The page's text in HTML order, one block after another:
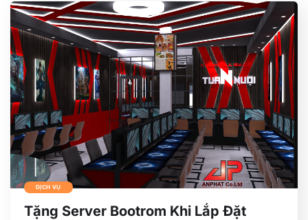
DỊCH VỤ
Tặng Server Bootrom Khi Lắp Đặt